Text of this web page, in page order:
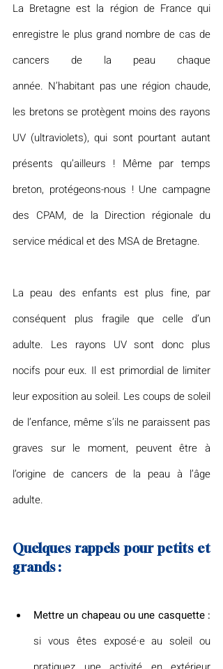
La Bretagne est la région de France qui
enregistre le plus grand nombre de cas de
cancers de la peau chaque
année. N’habitant pas une région chaude,
les bretons se protègent moins des rayons
UV (ultraviolets), qui sont pourtant autant
présents qu’ailleurs ! Même par temps
breton, protégeons-nous ! Une campagne
des CPAM, de la Direction régionale du
service médical et des MSA de Bretagne.
La peau des enfants est plus fine, par
conséquent plus fragile que celle d’un
adulte. Les rayons UV sont donc plus
nocifs pour eux. Il est primordial de limiter
leur exposition au soleil. Les coups de soleil
de l’enfance, même s’ils ne paraissent pas
graves sur le moment, peuvent être à
l’origine de cancers de la peau à l’âge
adulte.
Quelques rappels pour petits et
grands :
Mettre un chapeau ou une casquette :
si vous êtes exposé·e au soleil ou